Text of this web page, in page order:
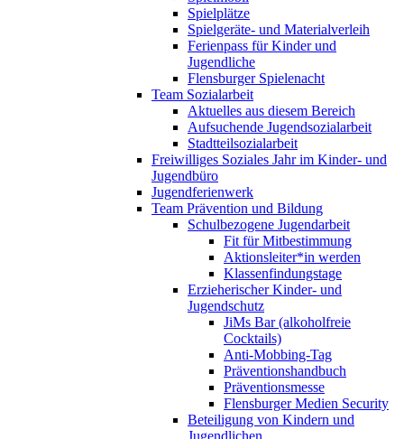
Spielplätze
Spielgeräte- und Materialverleih
Ferienpass für Kinder und
Jugendliche
Flensburger Spielenacht
Team Sozialarbeit
Aktuelles aus diesem Bereich
Aufsuchende Jugendsozialarbeit
Stadtteilsozialarbeit
Freiwilliges Soziales Jahr im Kinder- und
Jugendbüro
Jugendferienwerk
Team Prävention und Bildung
Schulbezogene Jugendarbeit
Fit für Mitbestimmung
Aktionsleiter*in werden
Klassenfindungstage
Erzieherischer Kinder- und
Jugendschutz
JiMs Bar (alkoholfreie
Cocktails)
Anti-Mobbing-Tag
Präventionshandbuch
Präventionsmesse
Flensburger Medien Security
Beteiligung von Kindern und
Jugendlichen